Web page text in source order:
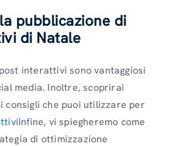
pubblicazione di
di Natale
interattivi sono vantaggiosi
media. Inoltre, scoprirai
consigli che puoi utilizzare per
Infine, vi spiegheremo come
di ottimizzazione